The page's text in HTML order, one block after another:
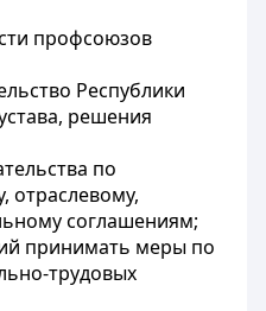
профсоюзов
Республики
решения
по
отраслевому,
соглашениям;
принимать меры по
трудовых